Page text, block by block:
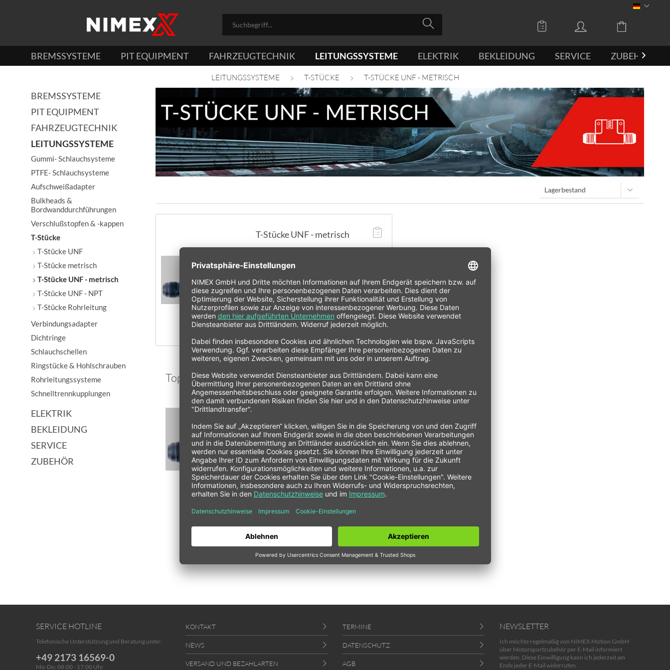
DEUTSCH
BREMSSYSTEME PIT EQUIPMENT FAHRZEUGTECHNIK LEITUNGSSYSTEME ELEKTRIK BEKLEIDUNG SERVICE ZUBEHÖR

LEITUNGSSYSTEME T-STÜCKE T-STÜCKE UNF - METRISCH
BREMSSYSTEME
PIT EQUIPMENT
FAHRZEUGTECHNIK
LEITUNGSSYSTEME
Gummi- Schlauchsysteme
PTFE- Schlauchsysteme
Aufschweißadapter
Bulkheads &
Bordwanddurchführungen
Verschlußstopfen & -kappen
T-Stücke
T-Stücke UNF
T-Stücke metrisch
T-Stücke UNF - metrisch
T-Stücke UNF - NPT
T-Stücke Rohrleitung
Verbindungsadapter
Dichtringe
Schlauchschellen
Ringstücke & Hohlschrauben
Rohrleitungssysteme
Schnelltrennkupplungen
ELEKTRIK
BEKLEIDUNG
SERVICE
ZUBEHÖR
T-Stücke UNF - metrisch
Variante
D03-M10x1 D06-M10x1
Topseller
SERVICE HOTLINE
Telefonische Unterstützung und Beratung unter:
+49 2173 16569-0
Mo-Do: 08:00 - 17:00 Uhr
KONTAKT
NEWS
VERSAND UND BEZAHLARTEN
TERMINE
DATENSCHUTZ
AGB
NEWSLETTER
Ich möchte regelmäßig von NIMEX Motion GmbH
über Motorsportzubehör per E-Mail informiert
werden. Diese Einwilligung kann ich jederzeit am
Ende jeder E-Mail widerrufen.